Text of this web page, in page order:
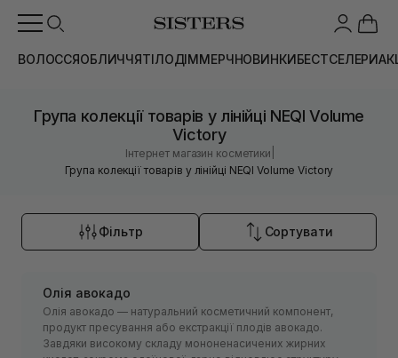
ВОЛОССЯОБЛИЧЧЯТІЛОДІММЕРЧНОВИНКИБЕСТСЕЛЕРИ
Група колекції товарів у лінійці NEQI Volume
Victory
Інтернет магазин косметики
Група колекції товарів у лінійці NEQI Volume Victory
Фільтр Сортувати
Олія авокадо
Олія авокадо — натуральний косметичний компонент,
продукт пресування або екстракції плодів авокадо.
Завдяки високому складу мононенасичених жирних